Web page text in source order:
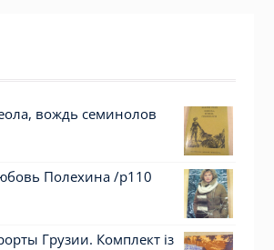
вождь семинолов
Полехина /p110
Грузии. Комплект із